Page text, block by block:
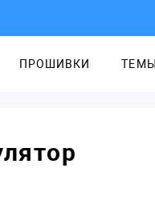
ПРОШИВКИ ТЕМЫ